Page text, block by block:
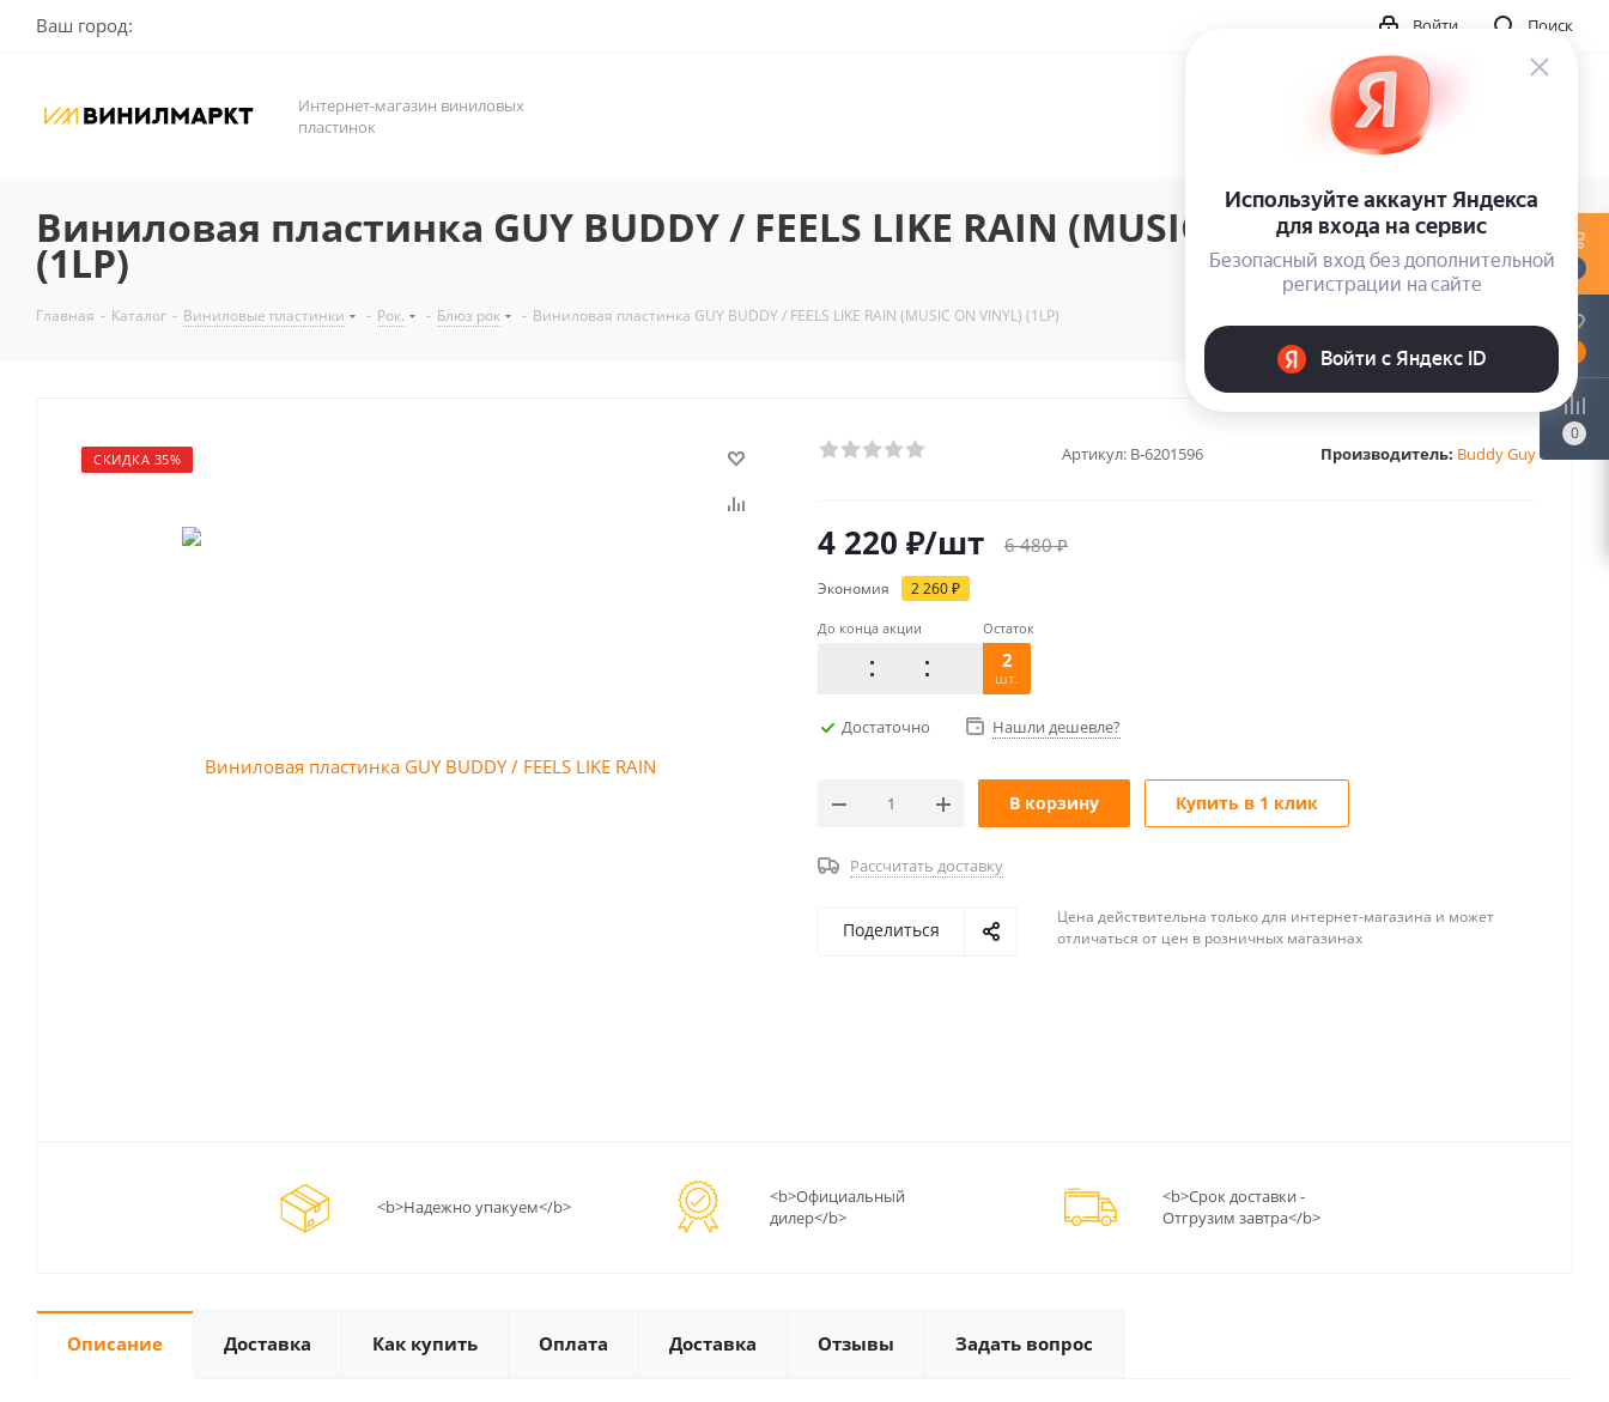
Ваш город: Поиск
Войти
Интернет-магазин виниловых
пластинок
Виниловая пластинка GUY BUDDY / FEELS LIKE RAIN (MUSIC ON VINYL)
(1LP)
Главная - Каталог - Виниловые пластинки - Рок. - Блюз рок - Виниловая пластинка GUY BUDDY / FEELS LIKE RAIN (MUSIC ON VINYL) (1LP)
СКИДКА 35% Артикул: B-6201596 Производитель: Buddy Guy
4 220 ₽/шт 6 480₽
Экономия 2 260₽
До конца акции Остаток
2
шт.
Достаточно Нашли дешевле?
В корзину Купить в 1 клик
Рассчитать доставку
Поделиться
Цена действительна только для интернет-магазина и может
отличаться от цен в розничных магазинах
<b>Надежно упакуем</b>
<b>Официальный
дилер</b>
<b>Срок доставки -
Отгрузим завтра</b>
Описание Доставка Как купить Оплата Доставка Отзывы Задать вопрос
0
0
0